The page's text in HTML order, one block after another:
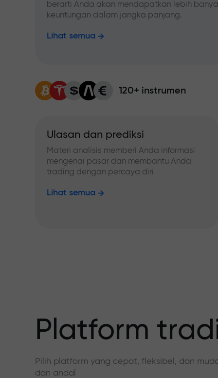
berarti Anda akan mendapatkan lebih
keuntungan dalam jangka panjang.
Lihat semua
120+ instrumen
Ulasan dan prediksi
Materi analisis memberi Anda informasi
mengenai pasar dan membantu Anda
trading dengan percaya diri
Lihat semua
Platform
Pilih platform yang cepat, fleksibel, dan
dan andal